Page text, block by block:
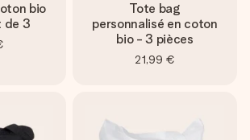
bio
de 3
Tote bag
personnalisé en coton
bio - 3 pièces
21,99 €